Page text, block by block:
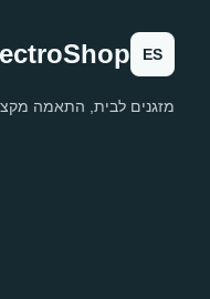
ES
מזגנים לבית, התאמה